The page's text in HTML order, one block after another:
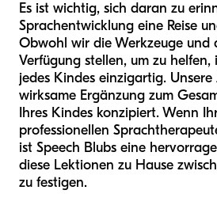
Es ist wichtig, sich daran zu
Sprachentwicklung eine Reise
Obwohl wir die Werkzeuge und
Verfügung stellen, um zu
jedes Kindes einzigartig.
wirksame Ergänzung zum
Ihres Kindes konzipiert. Wenn
professionellen
ist Speech Blubs eine
diese Lektionen zu Hause
zu festigen.